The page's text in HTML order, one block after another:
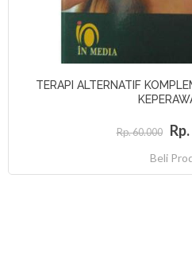
TERAPI ALTERNATIF
Rp. 60.000
Beli